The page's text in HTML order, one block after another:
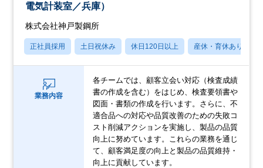
電気計装室／兵庫）
株式会社神戸製鋼所
正社員採用 土日祝休み 休日120日以上 産休・育休あり
業務内容
各チームでは、顧客立会い対応（検査成績
書の作成を含む）をはじめ、検査要領書や
図面・書類の作成を行います。さらに、不
適合品への対応や品質改善のための失敗コ
スト削減アクションを実施し、製品の品質
向上に努めています。これらの業務を通じ
て、顧客満足度の向上と製品の品質維持・
向上に貢献しています。